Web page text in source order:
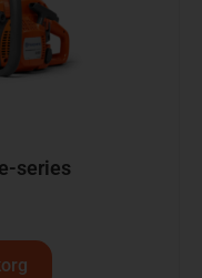
series